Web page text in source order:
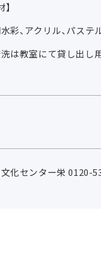
】
彩、アクリル、パステ
は教室にて貸し出し
化センター栄 0120-